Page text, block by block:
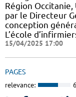
Région
par le Directeur
conception
L’école
15/04/2025 17:00
PAGES
relevance: